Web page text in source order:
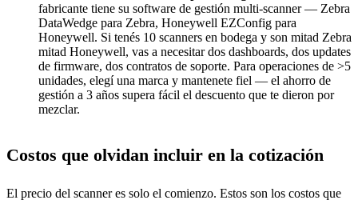
fabricante tiene su software de gestión multi-scanner — Zebra
DataWedge para Zebra, Honeywell EZConfig para
Honeywell. Si tenés 10 scanners en bodega y son mitad Zebra
mitad Honeywell, vas a necesitar dos dashboards, dos updates
de firmware, dos contratos de soporte. Para operaciones de >5
unidades, elegí una marca y mantenete fiel — el ahorro de
gestión a 3 años supera fácil el descuento que te dieron por
mezclar.
Costos que olvidan incluir en la cotización
El precio del scanner es solo el comienzo. Estos son los costos que